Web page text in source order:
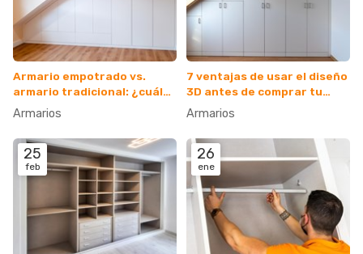
Armario empotrado vs.
armario tradicional: ¿cuál
es el ideal para mí?
Armarios
7 ventajas de usar el diseño
3D antes de comprar tu
armario
Armarios
25
feb
26
ene